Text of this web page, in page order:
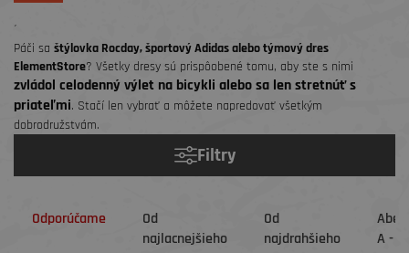
´
Páči sa štýlovka Rocday, športový Adidas alebo týmový dres
ElementStore? Všetky dresy sú prispôobené tomu, aby ste s nimi
zvládol celodenný výlet na bicykli alebo sa len stretnúť s
priateľmi. Stačí len vybrať a môžete napredovať všetkým
dobrodružstvám.
Filtry
Odporúčame
Od
najlacnejšieho
Od
najdrahšieho
A - Z